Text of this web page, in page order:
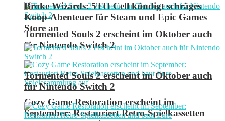
Tormented Souls 2 erscheint im Oktober auch
für Nintendo Switch 2
Cozy Game Restoration erscheint im
September: Restauriert Retro-Spielkassetten
Broke Wizards: 5TH Cell kündigt schräges
Koop-Abenteuer für Steam und Epic Games
Store an
Tormented Souls 2 erscheint im Oktober auch
für Nintendo Switch 2